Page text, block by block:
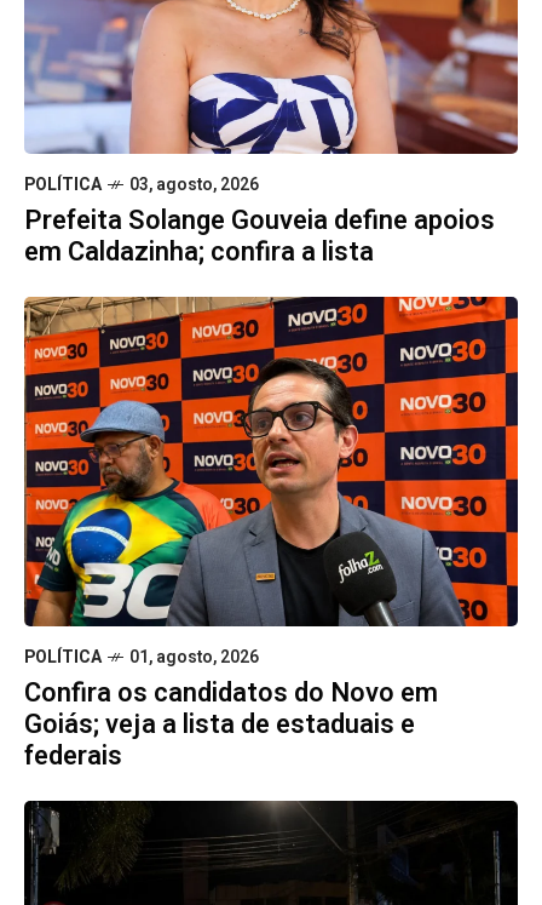
POLÍTICA 03, agosto, 2026
Prefeita Solange Gouveia define apoios
em Caldazinha; confira a lista
POLÍTICA 01, agosto, 2026
Confira os candidatos do Novo em
Goiás; veja a lista de estaduais e
federais